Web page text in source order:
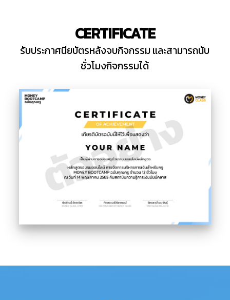
CERTIFICATE
รับประกาศนียบัตรหลังจบกิจกรรม และสามารถนับ
ชั่วโมงกิจกรรมได้